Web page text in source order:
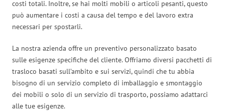
costi totali. Inoltre, se hai molti mobili o articoli pesanti, questo
può aumentare i costi a causa del tempo e del lavoro extra
necessari per spostarli.
La nostra azienda offre un preventivo personalizzato basato
sulle esigenze specifiche del cliente. Offriamo diversi pacchetti di
trasloco basati sull’ambito e sui servizi, quindi che tu abbia
bisogno di un servizio completo di imballaggio e smontaggio
dei mobili o solo di un servizio di trasporto, possiamo adattarci
alle tue esigenze.